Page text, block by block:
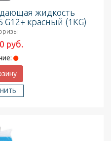
жидкость
G12+ красный (1KG)
руб.